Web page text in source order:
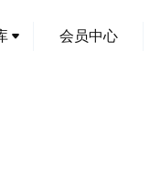
会员中心